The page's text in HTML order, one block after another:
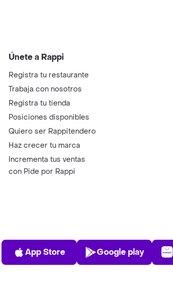
Únete a Rappi
Registra tu restaurante
Trabaja con nosotros
Registra tu tienda
Posiciones disponibles
Quiero ser Rappitendero
Haz crecer tu marca
Incrementa tus ventas
con Pide por Rappi
App Store
App Store
Play Store
Google play